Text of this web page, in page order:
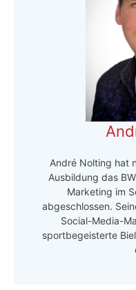
André Nolting hat
Ausbildung das
Marketing im
abgeschlossen.
Social-Media-
sportbegeisterte